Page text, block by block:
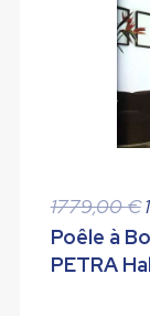
1779,00€
Poêle à
PETRA